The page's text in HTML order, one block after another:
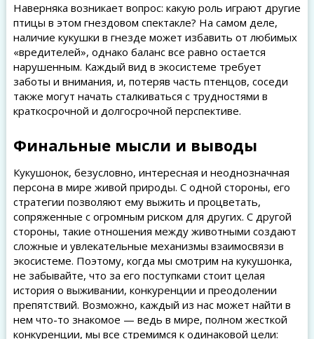
Наверняка возникает вопрос: какую роль играют другие
птицы в этом гнездовом спектакле? На самом деле,
наличие кукушки в гнезде может избавить от любимых
«вредителей», однако баланс все равно остается
нарушенным. Каждый вид в экосистеме требует
заботы и внимания, и, потеряв часть птенцов, соседи
также могут начать сталкиваться с трудностями в
краткосрочной и долгосрочной перспективе.
Финальные мысли и выводы
Кукушонок, безусловно, интересная и неоднозначная
персона в мире живой природы. С одной стороны, его
стратегии позволяют ему выжить и процветать,
сопряженные с огромным риском для других. С другой
стороны, такие отношения между животными создают
сложные и увлекательные механизмы взаимосвязи в
экосистеме. Поэтому, когда мы смотрим на кукушонка,
не забывайте, что за его поступками стоит целая
история о выживании, конкуренции и преодолении
препятствий. Возможно, каждый из нас может найти в
нем что-то знакомое — ведь в мире, полном жесткой
конкуренции, мы все стремимся к одинаковой цели: